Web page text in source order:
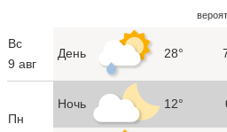
Вс
9 авг
День 28°
Пн
Ночь 12°